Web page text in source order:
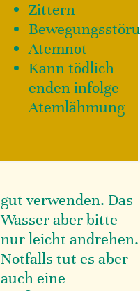
Zittern
Atemnot
Kann tödlich
enden infolge
Atemlähmung
gut verwenden. Das
Wasser aber bitte
nur leicht andrehen.
Notfalls tut es aber
auch eine